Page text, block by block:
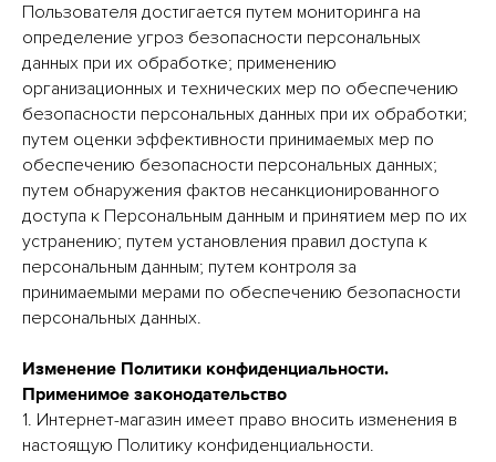
Пользователя достигается путем мониторинга на
определение угроз безопасности персональных
данных при их обработке; применению
организационных и технических мер по обеспечению
безопасности персональных данных при их обработки;
путем оценки эффективности принимаемых мер по
обеспечению безопасности персональных данных;
путем обнаружения фактов несанкционированного
доступа к Персональным данным и принятием мер по их
устранению; путем установления правил доступа к
персональным данным; путем контроля за
принимаемыми мерами по обеспечению безопасности
персональных данных.
Изменение Политики конфиденциальности.
Применимое законодательство
1. Интернет-магазин имеет право вносить изменения в
настоящую Политику конфиденциальности.